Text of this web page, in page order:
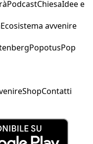
PodcastChiesaIdee e
Ecosistema avvenire
PopotusPop
ShopContatti